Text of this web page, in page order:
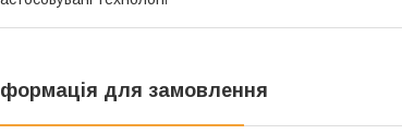
для замовлення